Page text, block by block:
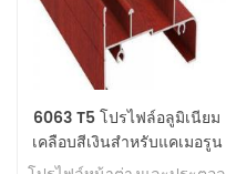
6063 T5 โปรไฟล์อลูมิเนียม
เคลือบสีเงินสำหรับแคเมอรูน
แอฟริกา